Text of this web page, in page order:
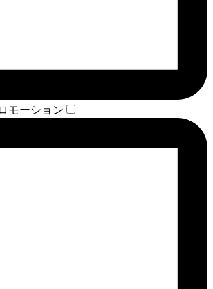
モーション